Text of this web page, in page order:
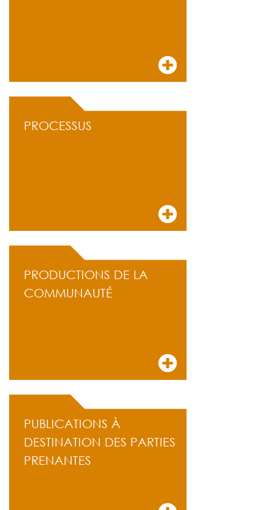
PROCESSUS
PRODUCTIONS DE LA
COMMUNAUTÉ
PUBLICATIONS À
DESTINATION DES PARTIES
PRENANTES